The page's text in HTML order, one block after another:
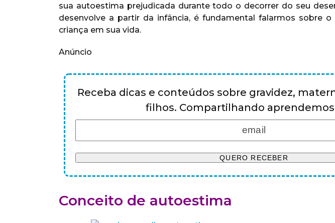
sua autoestima prejudicada durante todo o decorrer do seu
desenvolve a partir da infância, é fundamental falarmos sobre
criança em sua vida.
Anúncio
Receba dicas e conteúdos sobre gravidez,
filhos. Compartilhando
Conceito de autoestima